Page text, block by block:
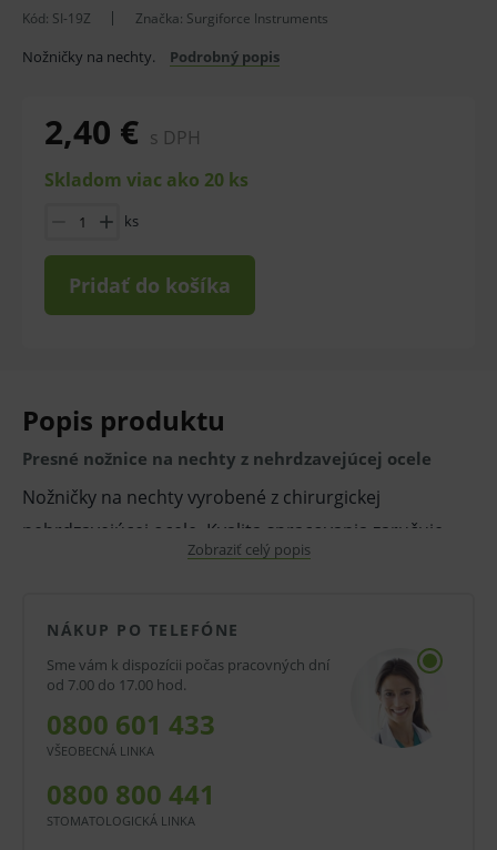
Kód: SI-19Z Značka: Surgiforce Instruments
Nožničky na nechty. Podrobný popis
2,40 € s DPH
Skladom viac ako 20 ks
ks
Pridať do košíka
Popis produktu
Presné nožnice na nechty z nehrdzavejúcej ocele
Nožničky na nechty vyrobené z chirurgickej
nehrdzavejúcej ocele. Kvalita spracovania zaručuje
neuveriteľne efektívnu a bezproblémovú prácu.
profesionálne a domáce použitie.
Hlavné výhody:
vysoko kvalitná oceľ (nehrdzavejúca,
presnosť (nožničky zaručujú veľmi vysokú
Zobraziť celý popis
NÁKUP PO TELEFÓNE
Sme vám k dispozícii počas pracovných dní
od 7.00 do 17.00 hod.
0800 601 433
VŠEOBECNÁ LINKA
0800 800 441
STOMATOLOGICKÁ LINKA